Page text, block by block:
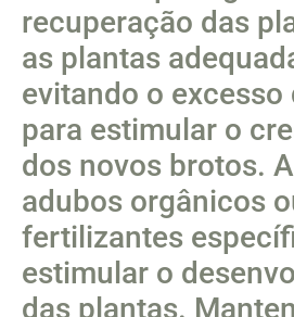
recuperação das
as plantas
evitando o excesso
para estimular o
dos novos brotos.
adubos orgânicos
fertilizantes
estimular o
das plantas.